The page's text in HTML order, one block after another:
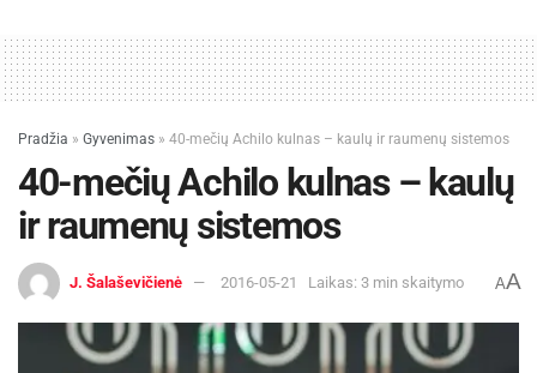
Pradžia » Gyvenimas » 40-mečių Achilo kulnas – kaulų ir raumenų sistemos
40-mečių Achilo kulnas – kaulų
ir raumenų sistemos
J. Šalaševičienė 2016-05-21 Laikas: 3 min skaitymo AA